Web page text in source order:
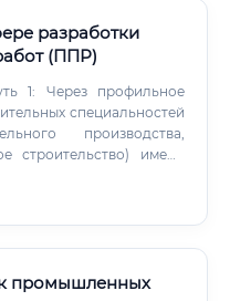
разработки
(ППР)
специальностей
производства,
строительство) имеют
специалистов на
промышленных